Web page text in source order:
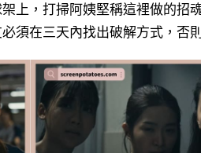
上，打掃阿姨堅稱這裡做的招
須在三天內找出破解方式，否